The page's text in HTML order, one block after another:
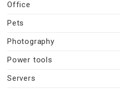
Office
Pets
Photography
Power tools
Servers